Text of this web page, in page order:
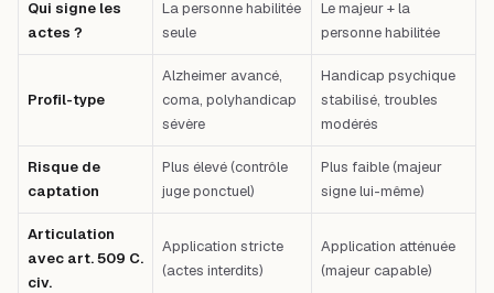
Qui signe les
actes ?
La personne habilitée
seule
Le majeur + la
personne habilitée
Profil-type
Alzheimer avancé,
coma, polyhandicap
sévère
Handicap psychique
stabilisé, troubles
modérés
Risque de
captation
Plus élevé (contrôle
juge ponctuel)
Plus faible (majeur
signe lui-même)
Articulation
avec art. 509 C.
civ.
Application stricte
(actes interdits)
Application atténuée
(majeur capable)